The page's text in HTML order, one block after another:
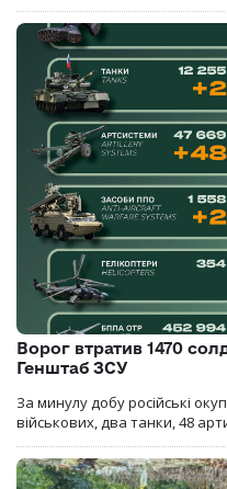
Ворог втратив 1470
Генштаб ЗСУ
За минулу добу російські
військових, два танки, 48